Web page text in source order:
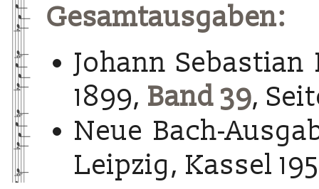
Gesamtausgaben:
Johann Sebastian
1899, Band 39,
Neue Bach-
Leipzig, Kassel